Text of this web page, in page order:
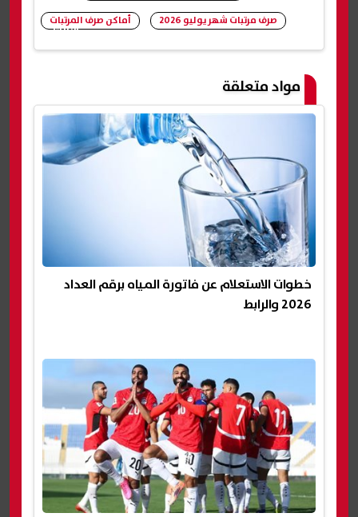
شارك
صرف مرتبات شهر يوليو 2026
أماكن صرف المرتبات
مواد متعلقة
خطوات الاستعلام عن فاتورة المياه برقم العداد
2026 والرابط